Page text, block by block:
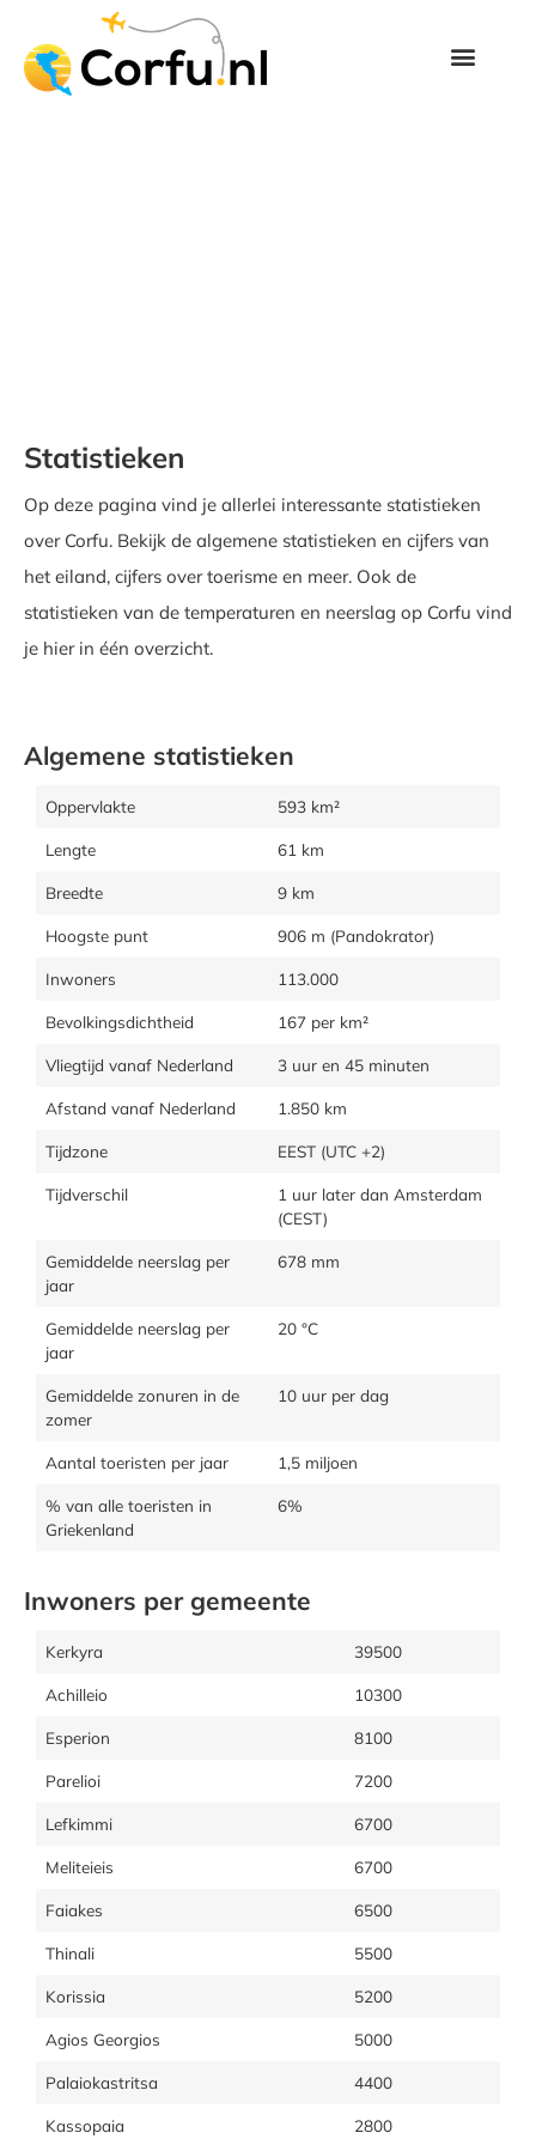
Statistieken
Op deze pagina vind je allerlei interessante statistieken
over Corfu. Bekijk de algemene statistieken en cijfers van
het eiland, cijfers over toerisme en meer. Ook de
statistieken van de temperaturen en neerslag op Corfu vind
je hier in één overzicht.
Algemene statistieken
Oppervlakte 593 km²
Lengte 61 km
Breedte 9 km
Hoogste punt 906 m (Pandokrator)
Inwoners 113.000
Bevolkingsdichtheid 167 per km²
Vliegtijd vanaf Nederland 3 uur en 45 minuten
Afstand vanaf Nederland 1.850 km
Tijdzone EEST (UTC +2)
Tijdverschil
1 uur later dan Amsterdam
(CEST)
Gemiddelde neerslag per
jaar
678 mm
Gemiddelde neerslag per
jaar
20 °C
Gemiddelde zonuren in de
zomer
10 uur per dag
Aantal toeristen per jaar 1,5 miljoen
% van alle toeristen in
Griekenland
6%
Inwoners per gemeente
Kerkyra 39500
Achilleio 10300
Esperion 8100
Parelioi 7200
Lefkimmi 6700
Meliteieis 6700
Faiakes 6500
Thinali 5500
Korissia 5200
Agios Georgios 5000
Palaiokastritsa 4400
Kassopaia 2800